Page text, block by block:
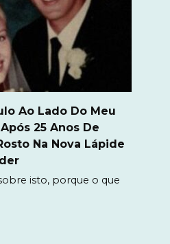
Ao Lado Do Meu
25 Anos De
Na Nova Lápide
isto, porque o que